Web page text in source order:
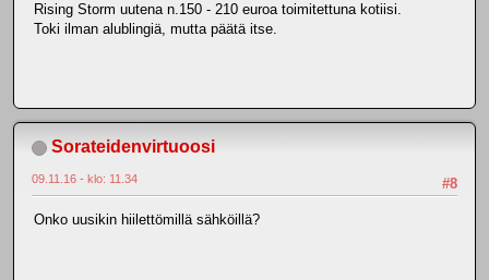
Rising Storm uutena n.150 - 210 euroa toimitettuna kotiisi.
Toki ilman alublingiä, mutta päätä itse.
Sorateidenvirtuoosi
#8
09.11.16 - klo: 11.34
Onko uusikin hiilettömillä sähköillä?